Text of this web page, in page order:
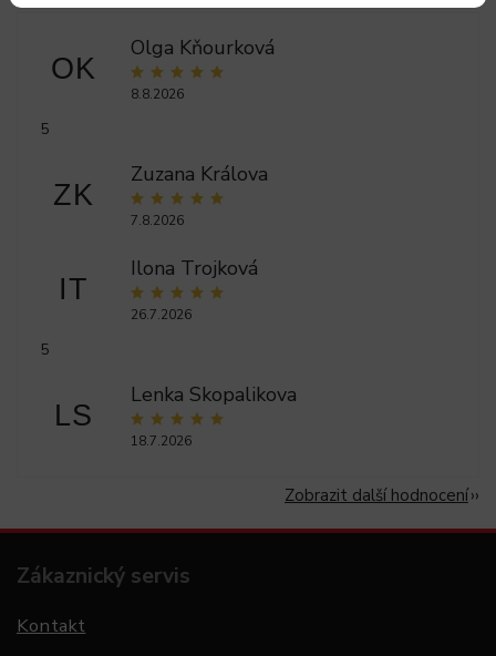
OK
Olga Kňourková
8.8.2026
5
ZK
Zuzana Králova
7.8.2026
IT
Ilona Trojková
26.7.2026
5
LS
Lenka Skopalikova
18.7.2026
Zobrazit další hodnocení
Zákaznický servis
Kontakt